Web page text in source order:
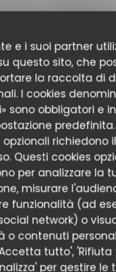
e i suoi partner
questo sito, che
la raccolta di
I cookies
sono obbligatori e
opzionali richiedono
Questi cookies
per analizzare la
misurare
funzionalità (ad
network) o
o contenuti
tutto',
per gestire le
clienti
: 5/5 Qualità /